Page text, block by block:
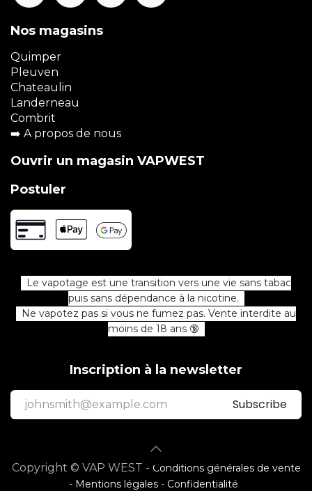
Nos magasins
Quimper
Pleuven
Chateaulin
Landerneau
Combrit
➡️ A propos de nous
Ouvrir un magasin VAPWEST
Postuler
Le vapotage est une transition vers une vie sans tabac
puis sans dépendance à la nicotine.
Ne vapotez pas si vous ne fumez pas. Vente interdite au
moins de 18 ans 🔞
Inscription à la newsletter
Subscribe
Copyright © VAP WEST - Conditions générales de vente
- Mentions légales- Confidentialité